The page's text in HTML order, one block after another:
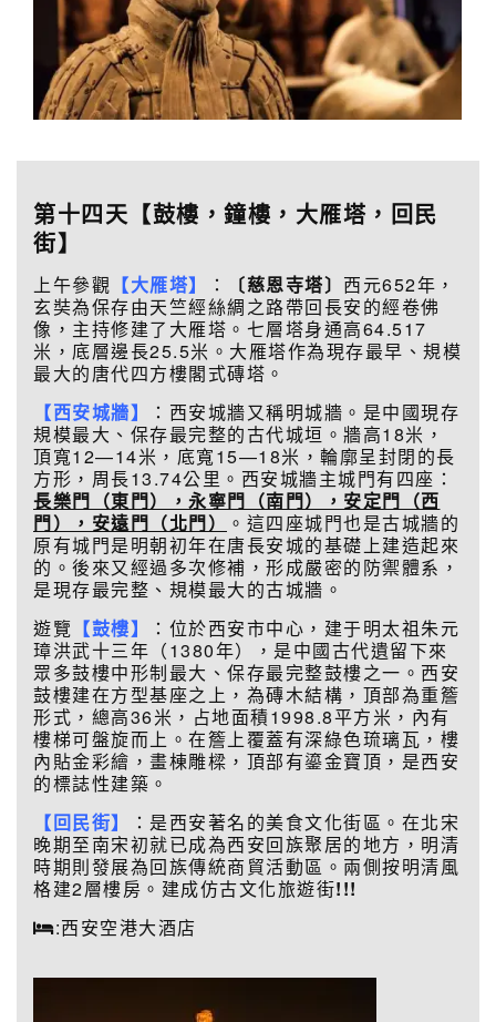
第十四天【鼓樓，鐘樓，大雁塔，回民
街】
上午參觀 【大雁塔】 ： 〔慈恩寺塔〕 西元652年，
玄奘為保存由天竺經絲綢之路帶回長安的經卷佛
像，主持修建了大雁塔。七層塔身通高64.517
米，底層邊長25.5米。大雁塔作為現存最早、規模
最大的唐代四方樓閣式磚塔。
【西安城牆】
：西安城牆又稱明城牆。是中國現存
規模最大、保存最完整的古代城垣。牆高18米，
頂寬12—14米，底寬15—18米，輪廓呈封閉的長
方形，周長13.74公里。西安城牆主城門有四座：
長樂門（東門）， 永寧門（南門），安定門（西
門），安遠門（北門）
。這四座城門也是古城牆的
原有城門是明朝初年在唐長安城的基礎上建造起來
的。後來又經過多次修補，形成嚴密的防禦體系，
是現存最完整、規模最大的古城牆。
遊覽 【鼓樓】
：位於西安市中心，建于明太祖朱元
璋洪武十三年（1380年），是中國古代遺留下來
眾多鼓樓中形制最大、保存最完整鼓樓之一。西安
鼓樓建在方型基座之上，為磚木結構，頂部為重簷
形式，總高36米，占地面積1998.8平方米，內有
樓梯可盤旋而上。在簷上覆蓋有深綠色琉璃瓦，樓
內貼金彩繪，畫棟雕樑，頂部有鎏金寶頂，是西安
的標誌性建築。
【回民街】
：是西安著名的美食文化街區。在北宋
晚期至南宋初就已成為西安回族聚居的地方，明清
時期則發展為回族傳統商貿活動區。兩側按明清風
格建2層樓房。建成仿古文化旅遊街!!!
:西安空港大酒店